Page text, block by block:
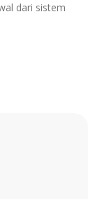
dari sistem